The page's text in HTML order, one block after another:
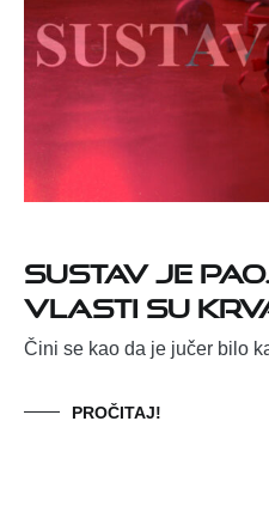
Sustav je
vlasti su
Čini se kao da je jučer bilo
PROČITAJ!